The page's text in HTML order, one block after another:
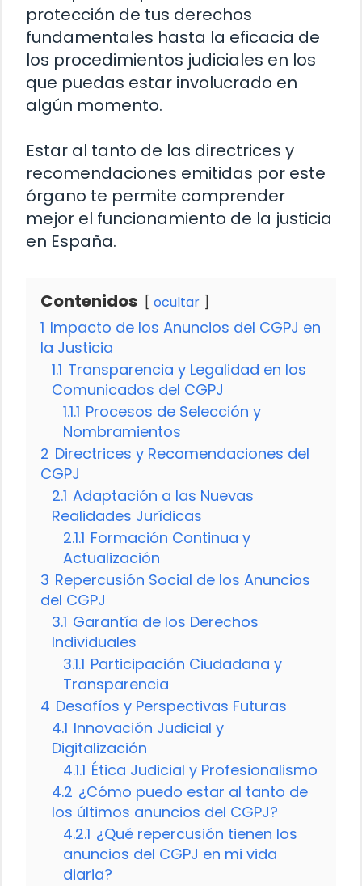
protección de tus derechos
fundamentales hasta la eficacia de
los procedimientos judiciales en los
que puedas estar involucrado en
algún momento.
Estar al tanto de las directrices y
recomendaciones emitidas por este
órgano te permite comprender
mejor el funcionamiento de la justicia
en España.
Contenidos ocultar
1 Impacto de los Anuncios del CGPJ en
la Justicia
1.1 Transparencia y Legalidad en los
Comunicados del CGPJ
1.1.1 Procesos de Selección y
Nombramientos
2 Directrices y Recomendaciones del
CGPJ
2.1 Adaptación a las Nuevas
Realidades Jurídicas
2.1.1 Formación Continua y
Actualización
3 Repercusión Social de los Anuncios
del CGPJ
3.1 Garantía de los Derechos
Individuales
3.1.1 Participación Ciudadana y
Transparencia
4 Desafíos y Perspectivas Futuras
4.1 Innovación Judicial y
Digitalización
4.1.1 Ética Judicial y Profesionalismo
4.2 ¿Cómo puedo estar al tanto de
los últimos anuncios del CGPJ?
4.2.1 ¿Qué repercusión tienen los
anuncios del CGPJ en mi vida
diaria?